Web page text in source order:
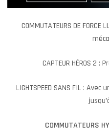
COMMUTATEURS DE
CAPTEUR HÉROS 2 :
LIGHTSPEED SANS FIL :
COMMUTATEURS